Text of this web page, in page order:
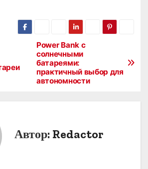
Power Bank с
солнечными
батареями:
практичный выбор для
автономности
Автор: Redactor